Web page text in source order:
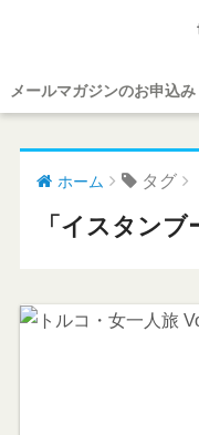
メールマガジンのお申込み
ホーム タグ
「イスタン